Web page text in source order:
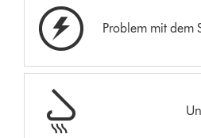
Problem mit dem